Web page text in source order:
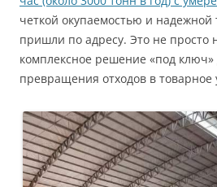
четкой окупаемостью и надежной
пришли по адресу. Это не просто
комплексное решение «под ключ»
превращения отходов в товарное